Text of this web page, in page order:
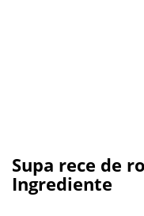
Supa rece de
Ingrediente